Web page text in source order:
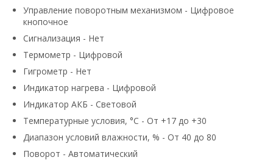
Управление поворотным механизмом - Цифровое
кнопочное
Сигнализация - Нет
Термометр - Цифровой
Гигрометр - Нет
Индикатор нагрева - Цифровой
Индикатор АКБ - Световой
Температурные условия, °C - От +17 до +30
Диапазон условий влажности, % - От 40 до 80
Поворот - Автоматический